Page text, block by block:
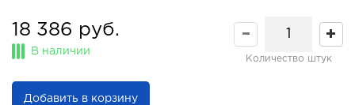
18 386 руб.
В наличии
Количество штук
Добавить в корзину